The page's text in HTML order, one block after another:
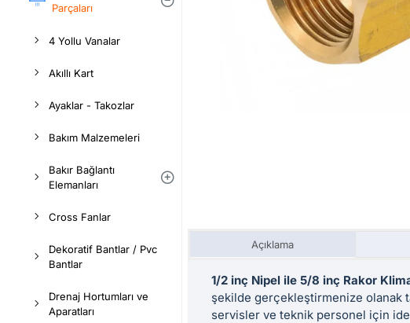
Parçaları
4 Yollu Vanalar
Akıllı Kart
Ayaklar - Takozlar
Bakım Malzemeleri
Bakır Bağlantı
Elemanları
Cross Fanlar
Dekoratif Bantlar / Pvc
Bantlar
Drenaj Hortumları ve
Aparatları
Açıklama
1/2 inç Nipel ile 5/8 inç Rakor
şekilde gerçekleştirmenize olanak
servisler ve teknik personel için